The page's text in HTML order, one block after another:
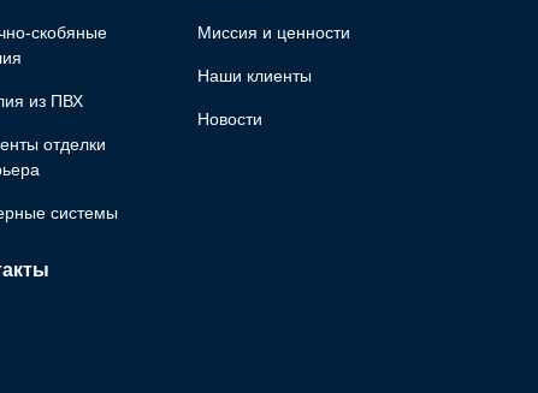
скобяные
из ПВХ
отделки
системы
Миссия и ценности
Наши клиенты
Новости